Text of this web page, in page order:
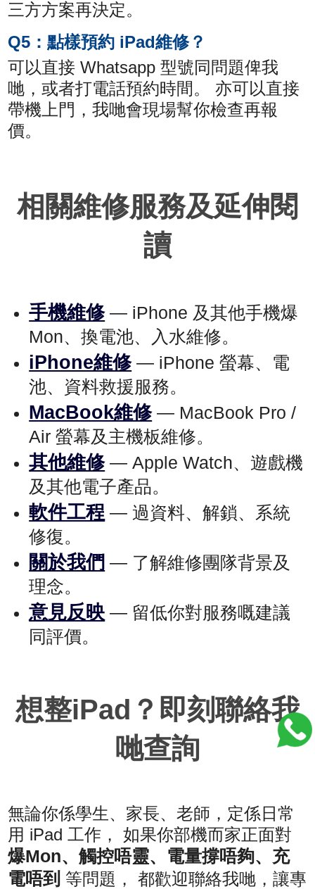
三方方案再決定。
Q5：點樣預約 iPad維修？
可以直接 Whatsapp 型號同問題俾我
哋，或者打電話預約時間。 亦可以直接
帶機上門，我哋會現場幫你檢查再報
價。
相關維修服務及延伸閱
讀
手機維修— iPhone 及其他手機爆
Mon、換電池、入水維修。
iPhone維修— iPhone 螢幕、電
池、資料救援服務。
MacBook維修— MacBook Pro /
Air 螢幕及主機板維修。
其他維修— Apple Watch、遊戲機
及其他電子產品。
軟件工程 — 過資料、解鎖、系統
修復。
關於我們 — 了解維修團隊背景及
理念。
意見反映 — 留低你對服務嘅建議
同評價。
想整iPad？即刻聯絡我
哋查詢
無論你係學生、家長、老師，定係日常
用 iPad 工作， 如果你部機而家正面對
爆Mon、觸控唔靈、電量撐唔夠、充
電唔到 等問題， 都歡迎聯絡我哋，讓專